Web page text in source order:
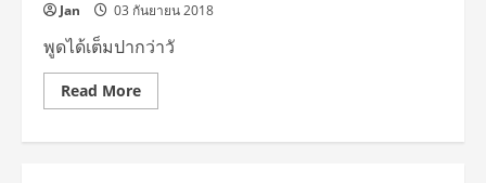
Jan 03 กันยายน 2018
พูดได้เต็มปากว่าวั
Read MoreRead
more